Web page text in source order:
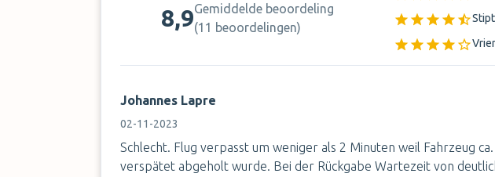
8,9Gemiddelde beoordeling
(11 beoordelingen)
Johannes Lapre
02-11-2023
Schlecht. Flug verpasst um weniger als 2 Minuten weil Fahrzeug
verspätet abgeholt wurde. Bei der Rückgabe Wartezeit von